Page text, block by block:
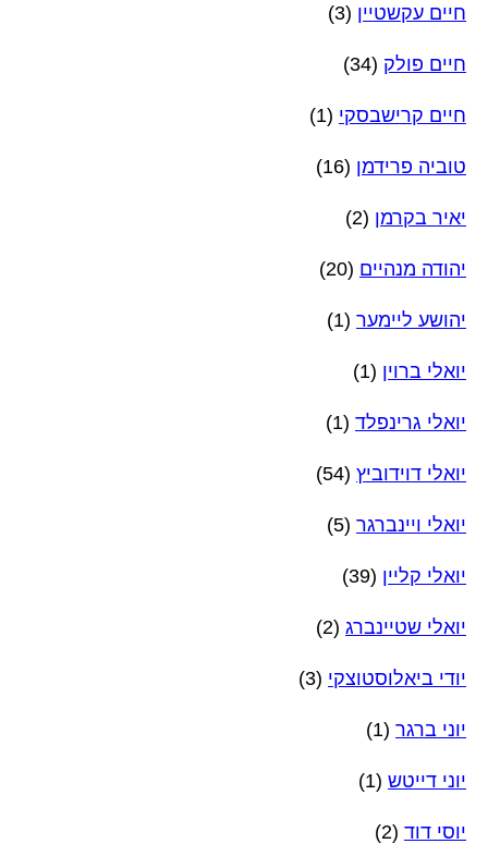
חיים עקשטיין (3)
חיים פולק (34)
חיים קרישבסקי (1)
טוביה פרידמן (16)
יאיר בקרמן (2)
יהודה מנהיים (20)
יהושע ליימער (1)
יואלי ברוין (1)
יואלי גרינפלד (1)
יואלי דוידוביץ (54)
יואלי ויינברגר (5)
יואלי קליין (39)
יואלי שטיינברג (2)
יודי ביאלוסטוצקי (3)
יוני ברגר (1)
יוני דייטש (1)
יוסי דוד (2)